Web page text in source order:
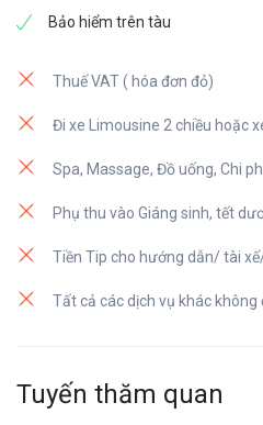
Phòng, Đồ Dùng Phòng Tắm,
Bảo hiểm trên tàu
Thuế VAT ( hóa đơn đỏ)
Đi xe Limousine 2 chiều hoặc
Spa, Massage, Đồ uống, Chi
Phụ thu vào Giáng sinh, tết
Tiền Tip cho hướng dẫn/ tài
Tất cả các dịch vụ khác
Tuyến thăm quan